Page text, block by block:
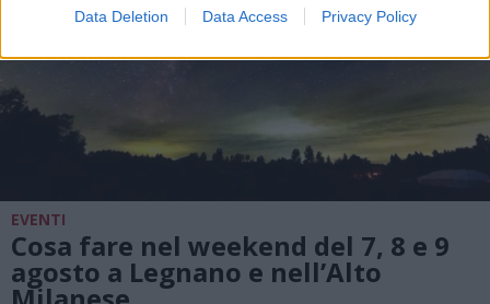
Data Deletion Data Access Privacy Policy
EVENTI
Cosa fare nel weekend del 7, 8 e 9
agosto a Legnano e nell’Alto